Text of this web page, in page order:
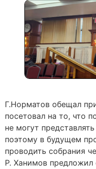
Г.Норматов обещал
посетовал на то, что
не могут
поэтому в будущем
проводить собрания
Р. Ханимов предложил